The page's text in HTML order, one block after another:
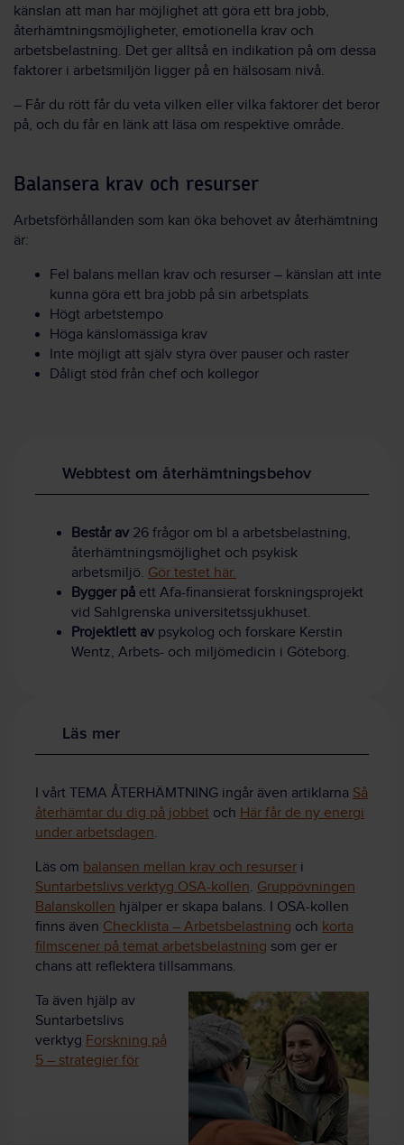
känslan att man har möjlighet att göra ett bra jobb,
återhämtningsmöjligheter, emotionella krav och
arbetsbelastning. Det ger alltså en indikation på om dessa
faktorer i arbetsmiljön ligger på en hälsosam nivå.
– Får du rött får du veta vilken eller vilka faktorer det beror
på, och du får en länk att läsa om respektive område.
Balansera krav och resurser
Arbetsförhållanden som kan öka behovet av återhämtning
är:
Fel balans mellan krav och resurser – känslan att inte
kunna göra ett bra jobb på sin arbetsplats
Högt arbetstempo
Höga känslomässiga krav
Inte möjligt att själv styra över pauser och raster
Dåligt stöd från chef och kollegor
Webbtest om återhämtningsbehov
Består av 26 frågor om bl a arbetsbelastning,
återhämtningsmöjlighet och psykisk
arbetsmiljö. Gör testet här.
Bygger på ett Afa-finansierat forskningsprojekt
vid Sahlgrenska universitetssjukhuset.
Projektlett av psykolog och forskare Kerstin
Wentz, Arbets- och miljömedicin i Göteborg.
Läs mer
I vårt TEMA ÅTERHÄMTNING ingår även artiklarna Så
återhämtar du dig på jobbet och Här får de ny energi
under arbetsdagen.
Läs om balansen mellan krav och resurser i
Suntarbetslivs verktyg OSA-kollen. Gruppövningen
Balanskollen hjälper er skapa balans. I OSA-kollen
finns även Checklista – Arbetsbelastning och korta
filmscener på temat arbetsbelastning som ger er
chans att reflektera tillsammans.
Ta även hjälp av
Suntarbetslivs
verktyg Forskning på
5 – strategier för